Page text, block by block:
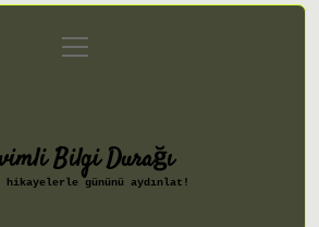
Gizlilik Politikası
menüyü
aç
Bilgi Durağı
hikayelerle gününü aydınlat!